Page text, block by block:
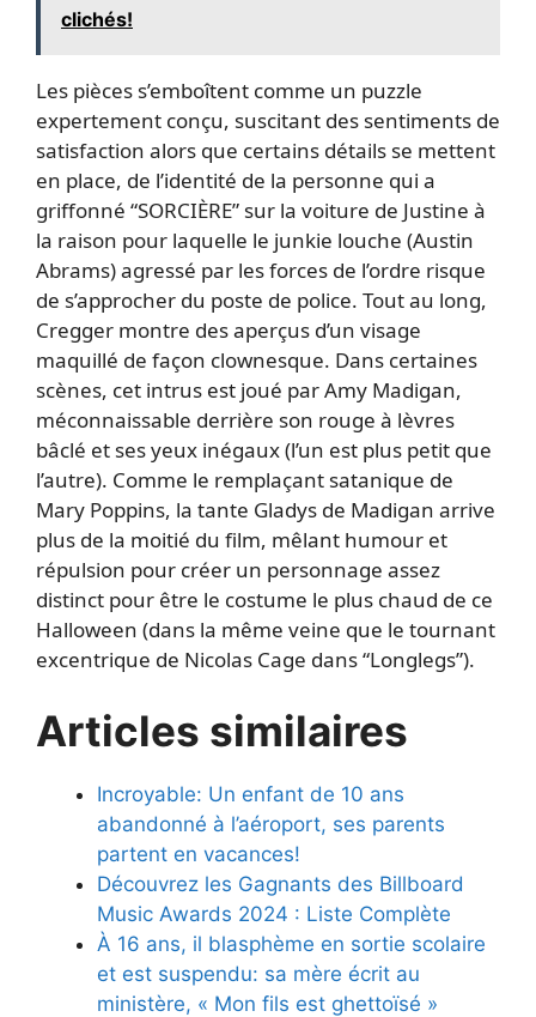
clichés!
Les pièces s’emboîtent comme un puzzle
expertement conçu, suscitant des sentiments de
satisfaction alors que certains détails se mettent
en place, de l’identité de la personne qui a
griffonné “SORCIÈRE” sur la voiture de Justine à
la raison pour laquelle le junkie louche (Austin
Abrams) agressé par les forces de l’ordre risque
de s’approcher du poste de police. Tout au long,
Cregger montre des aperçus d’un visage
maquillé de façon clownesque. Dans certaines
scènes, cet intrus est joué par Amy Madigan,
méconnaissable derrière son rouge à lèvres
bâclé et ses yeux inégaux (l’un est plus petit que
l’autre). Comme le remplaçant satanique de
Mary Poppins, la tante Gladys de Madigan arrive
plus de la moitié du film, mêlant humour et
répulsion pour créer un personnage assez
distinct pour être le costume le plus chaud de ce
Halloween (dans la même veine que le tournant
excentrique de Nicolas Cage dans “Longlegs”).
Articles similaires
Incroyable: Un enfant de 10 ans
abandonné à l’aéroport, ses parents
partent en vacances!
Découvrez les Gagnants des Billboard
Music Awards 2024 : Liste Complète
À 16 ans, il blasphème en sortie scolaire
et est suspendu: sa mère écrit au
ministère, « Mon fils est ghettoïsé »